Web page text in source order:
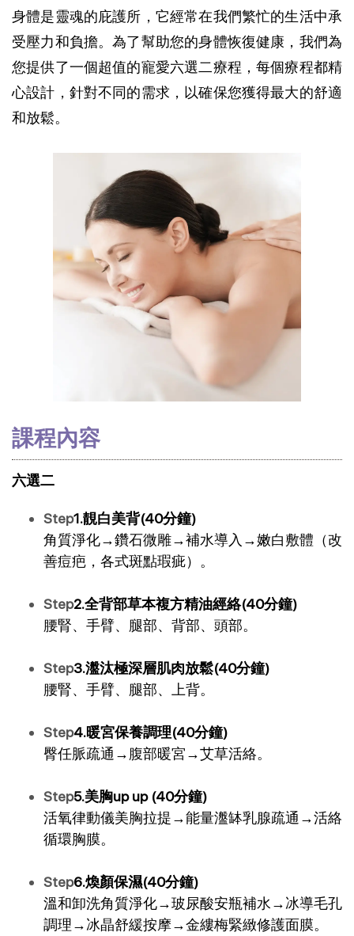
身體是靈魂的庇護所，它經常在我們繁忙的生活中承
受壓力和負擔。為了幫助您的身體恢復健康，我們為
您提供了一個超值的寵愛六選二療程，每個療程都精
心設計，針對不同的需求，以確保您獲得最大的舒適
和放鬆。
課程內容
六選二
Step1.靚白美背(40分鐘)
角質淨化→鑽石微雕→補水導入→嫩白敷體（改
善痘疤，各式斑點瑕疵）。
Step2.全背部草本複方精油經絡(40分鐘)
腰腎、手臂、腿部、背部、頭部。
Step3.瀊汰極深層肌肉放鬆(40分鐘)
腰腎、手臂、腿部、上背。
Step4.暖宮保養調理(40分鐘)
臀任脈疏通 →腹部暖宮→艾草活絡。
Step5.美胸up up (40分鐘)
活氧律動儀美胸拉提→能量瀊缽乳腺疏通 →活絡
循環胸膜。
Step6.煥顏保濕(40分鐘)
溫和卸洗角質淨化→玻尿酸安瓶補水→冰導毛孔
調理→冰晶舒緩按摩→金縷梅緊緻修護面膜。